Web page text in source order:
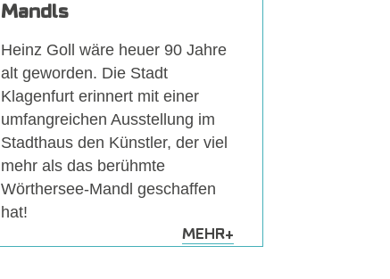
Mandls
Heinz Goll wäre heuer 90 Jahre
alt geworden. Die Stadt
Klagenfurt erinnert mit einer
umfangreichen Ausstellung im
Stadthaus den Künstler, der viel
mehr als das berühmte
Wörthersee-Mandl geschaffen
hat!
MEHR+